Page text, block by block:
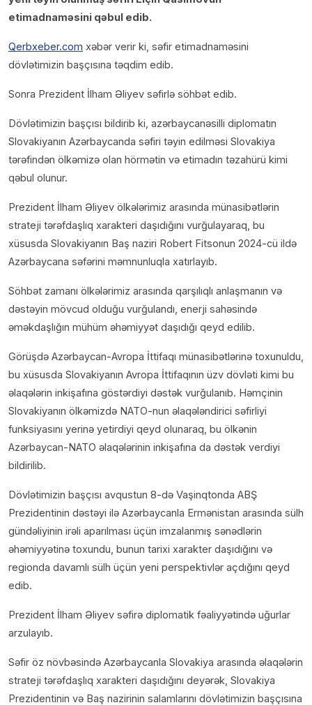
etimadnaməsini qəbul edib.
Qerbxeber.com xəbər verir ki, səfir etimadnaməsini
dövlətimizin başçısına təqdim edib.
Sonra Prezident İlham Əliyev səfirlə söhbət edib.
Dövlətimizin başçısı bildirib ki, azərbaycanəsilli diplomatın
Slovakiyanın Azərbaycanda səfiri təyin edilməsi Slovakiya
tərəfindən ölkəmizə olan hörmətin və etimadın təzahürü kimi
qəbul olunur.
Prezident İlham Əliyev ölkələrimiz arasında münasibətlərin
strateji tərəfdaşlıq xarakteri daşıdığını vurğulayaraq, bu
xüsusda Slovakiyanın Baş naziri Robert Fitsonun 2024-cü ildə
Azərbaycana səfərini məmnunluqla xatırlayıb.
Söhbət zamanı ölkələrimiz arasında qarşılıqlı anlaşmanın və
dəstəyin mövcud olduğu vurğulandı, enerji sahəsində
əməkdaşlığın mühüm əhəmiyyət daşıdığı qeyd edilib.
Görüşdə Azərbaycan-Avropa İttifaqı münasibətlərinə toxunuldu,
bu xüsusda Slovakiyanın Avropa İttifaqının üzv dövləti kimi bu
əlaqələrin inkişafına göstərdiyi dəstək vurğulanıb. Həmçinin
Slovakiyanın ölkəmizdə NATO-nun əlaqələndirici səfirliyi
funksiyasını yerinə yetirdiyi qeyd olunaraq, bu ölkənin
Azərbaycan-NATO əlaqələrinin inkişafına da dəstək verdiyi
bildirilib.
Dövlətimizin başçısı avqustun 8-də Vaşinqtonda ABŞ
Prezidentinin dəstəyi ilə Azərbaycanla Ermənistan arasında sülh
gündəliyinin irəli aparılması üçün imzalanmış sənədlərin
əhəmiyyətinə toxundu, bunun tarixi xarakter daşıdığını və
regionda davamlı sülh üçün yeni perspektivlər açdığını qeyd
edib.
Prezident İlham Əliyev səfirə diplomatik fəaliyyətində uğurlar
arzulayıb.
Səfir öz növbəsində Azərbaycanla Slovakiya arasında əlaqələrin
strateji tərəfdaşlıq xarakteri daşıdığını deyərək, Slovakiya
Prezidentinin və Baş nazirinin salamlarını dövlətimizin başçısına